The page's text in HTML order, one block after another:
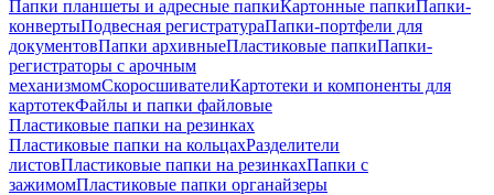
Папки планшеты и адресные папкиКартонные папкиПапки-
конвертыПодвесная регистратураПапки-портфели для
документовПапки архивныеПластиковые папкиПапки-
регистраторы с арочным
механизмомСкоросшивателиКартотеки и компоненты для
картотекФайлы и папки файловые
Пластиковые папки на резинках
Пластиковые папки на кольцахРазделители
листовПластиковые папки на резинкахПапки с
зажимомПластиковые папки органайзеры